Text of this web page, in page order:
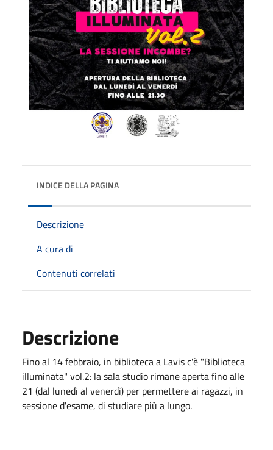
INDICE DELLA PAGINA
Descrizione
A cura di
Contenuti correlati
Descrizione
Fino al 14 febbraio, in biblioteca a Lavis c'è "Biblioteca
illuminata" vol.2: la sala studio rimane aperta fino alle
21 (dal lunedì al venerdì) per permettere ai ragazzi, in
sessione d'esame, di studiare più a lungo.